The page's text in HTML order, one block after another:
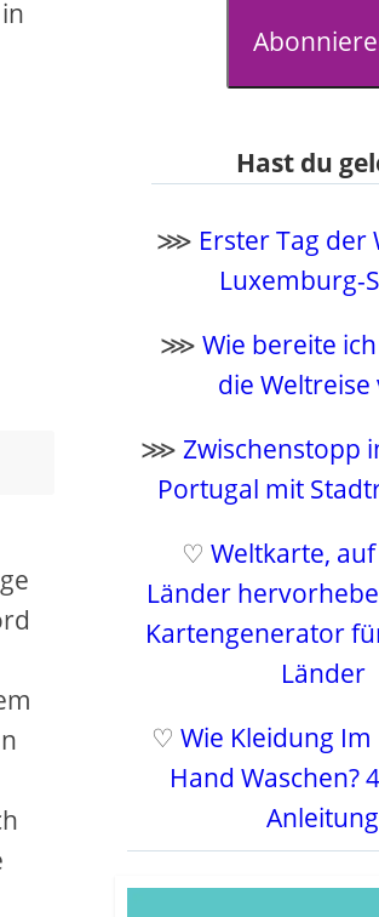
Hast du
⋙ Erster Tag der
Luxemburg-
⋙Wie bereite
die Weltreise
⋙ Zwischenstopp
Portugal mit
♡Weltkarte,
Länder
Kartengenerator
Länder
♡ Wie Kleidung
Hand Waschen?
Anleitung